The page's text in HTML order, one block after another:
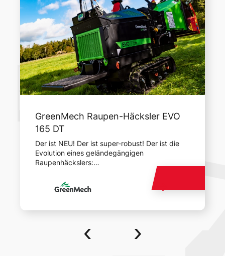
GreenMech Raupen-Häcksler EVO
165 DT
Der ist NEU! Der ist super-robust! Der ist die
Evolution eines geländegängigen
Raupenhäckslers:
der neue GreenMech EVO 165 DT Raupen-
Häcksler!
‹ ›